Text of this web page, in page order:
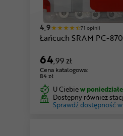
4,9 71 opinii
Łańcuch SRAM PC-870
64,99 zł
Cena katalogowa:
84 zł
U Ciebiew
Dostępny również
Sprawdź dostępność